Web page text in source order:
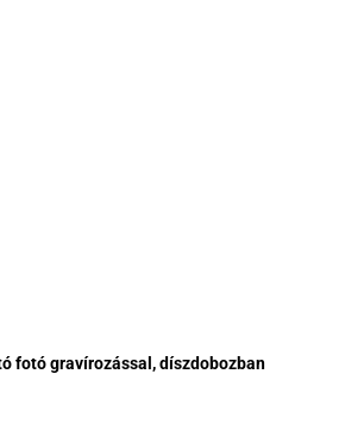
fotó gravírozással, díszdobozban